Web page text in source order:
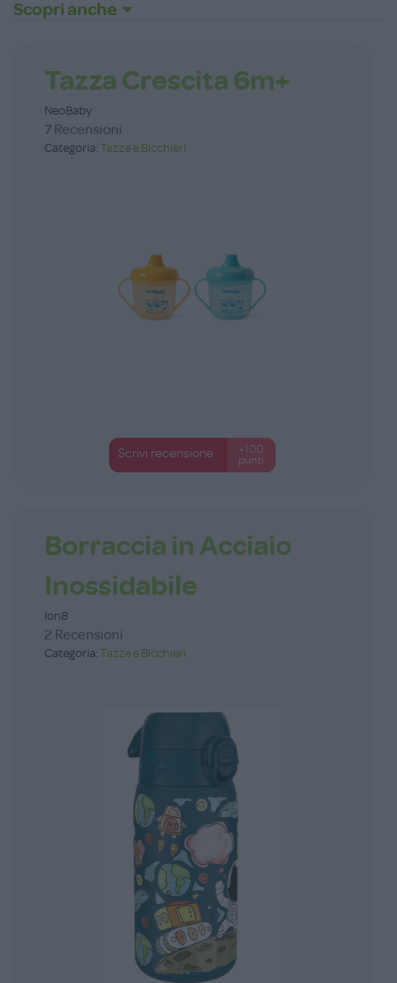
Scopri anche
Tazza Crescita 6m+
NeoBaby
7 Recensioni
Categoria:Tazze e Bicchieri
Scrivi recensione
+100
punti
Borraccia in Acciaio
Inossidabile
Ion8
2 Recensioni
Categoria:Tazze e Bicchieri